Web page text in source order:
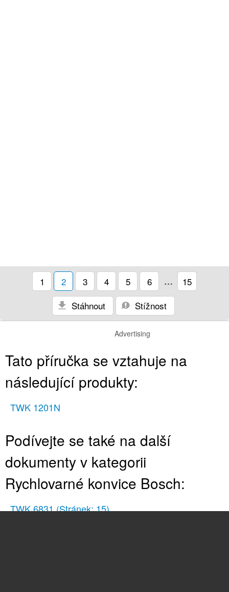
1 2 3 4 5 6 …
15
Stáhnout
Stížnost
Advertising
Tato příručka se vztahuje na
následující produkty:
TWK 1201N
Podívejte se také na další
dokumenty v kategorii
Rychlovarné konvice Bosch:
TWK 6831(Stránek: 15)